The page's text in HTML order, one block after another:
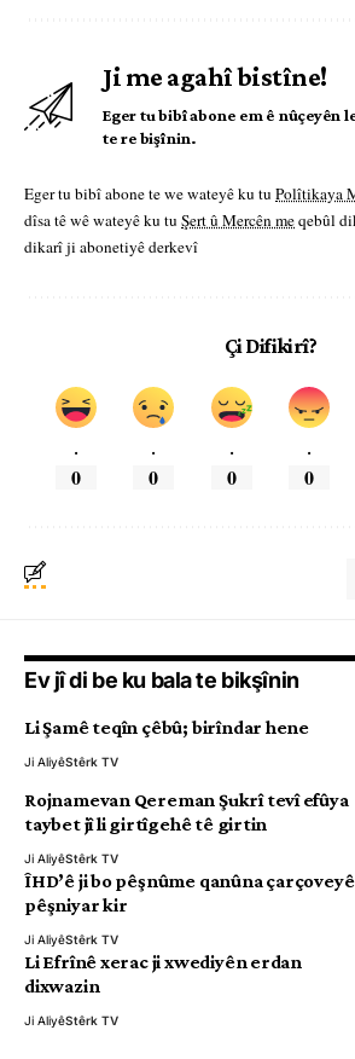
Ji me agahî bistîne!
Eger tu bibî abone em ê nûçeyên
te re bişînin.
Eger tu bibî abone te we wateyê ku tu Polîtikaya
dîsa tê wê wateyê ku tu Şert û Mercên meqebûl
dikarî ji abonetiyê derkevî
Çi Difikirî?
.
0
.
0
.
0
.
0
Ev jî di be ku bala te bikşînin
Li Şamê teqîn çêbû; birîndar hene
Ji AliyêStêrk TV
Rojnamevan Qereman Şukrî tevî efûya
taybet jî li girtîgehê tê girtin
Ji AliyêStêrk TV
ÎHD’ê ji bo pêşnûme qanûna çarçoveyê
pêşniyar kir
Ji AliyêStêrk TV
Li Efrînê xerac ji xwediyên erdan
dixwazin
Ji AliyêStêrk TV